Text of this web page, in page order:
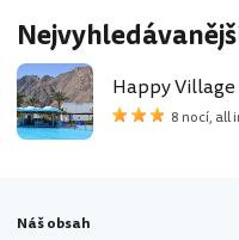
Happy
8 nocí, all
Náš obsah